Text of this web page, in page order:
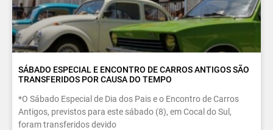
SÁBADO ESPECIAL E ENCONTRO DE CARROS ANTIGOS SÃO
TRANSFERIDOS POR CAUSA DO TEMPO
*O Sábado Especial de Dia dos Pais e o Encontro de Carros
Antigos, previstos para este sábado (8), em Cocal do Sul,
foram transferidos devido